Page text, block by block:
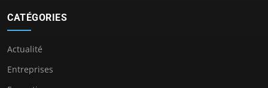
CATÉGORIES
Actualité
Entreprises